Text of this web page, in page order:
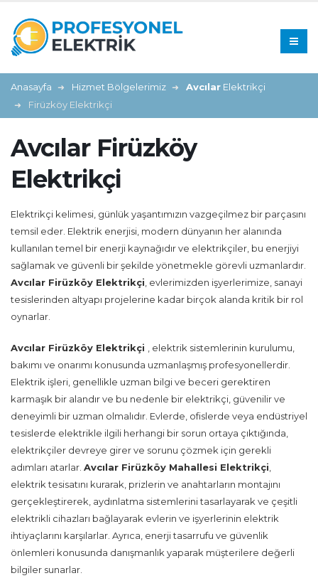
Anasayfa Hizmet Bölgelerimiz Avcılar Elektrikçi
Firüzköy Elektrikçi
Avcılar Firüzköy
Elektrikçi
Elektrikçi kelimesi, günlük yaşantımızın vazgeçilmez bir parçasını
temsil eder. Elektrik enerjisi, modern dünyanın her alanında
kullanılan temel bir enerji kaynağıdır ve elektrikçiler, bu enerjiyi
sağlamak ve güvenli bir şekilde yönetmekle görevli uzmanlardır.
Avcılar Firüzköy Elektrikçi , evlerimizden işyerlerimize, sanayi
tesislerinden altyapı projelerine kadar birçok alanda kritik bir rol
oynarlar.
Avcılar Firüzköy Elektrikçi
, elektrik sistemlerinin kurulumu,
bakımı ve onarımı konusunda uzmanlaşmış profesyonellerdir.
Elektrik işleri, genellikle uzman bilgi ve beceri gerektiren
karmaşık bir alandır ve bu nedenle bir elektrikçi, güvenilir ve
deneyimli bir uzman olmalıdır. Evlerde, ofislerde veya endüstriyel
tesislerde elektrikle ilgili herhangi bir sorun ortaya çıktığında,
elektrikçiler devreye girer ve sorunu çözmek için gerekli
adımları atarlar. Avcılar Firüzköy Mahallesi Elektrikçi
elektrik tesisatını kurarak, prizlerin ve anahtarların montajını
gerçekleştirerek, aydınlatma sistemlerini tasarlayarak ve çeşitli
elektrikli cihazları bağlayarak evlerin ve işyerlerinin elektrik
ihtiyaçlarını karşılarlar. Ayrıca, enerji tasarrufu ve güvenlik
önlemleri konusunda danışmanlık yaparak müşterilere değerli
bilgiler sunarlar.